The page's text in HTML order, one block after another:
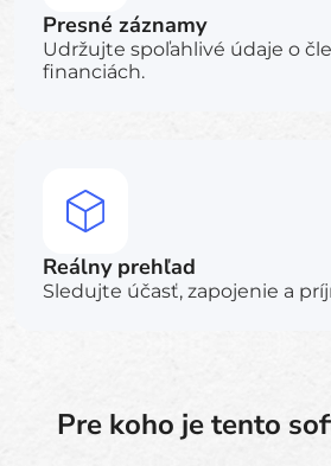
Presné záznamy
Udržujte spoľahlivé údaje o
financiách.
Reálny prehľad
Sledujte účasť, zapojenie a
Pre koho je tento